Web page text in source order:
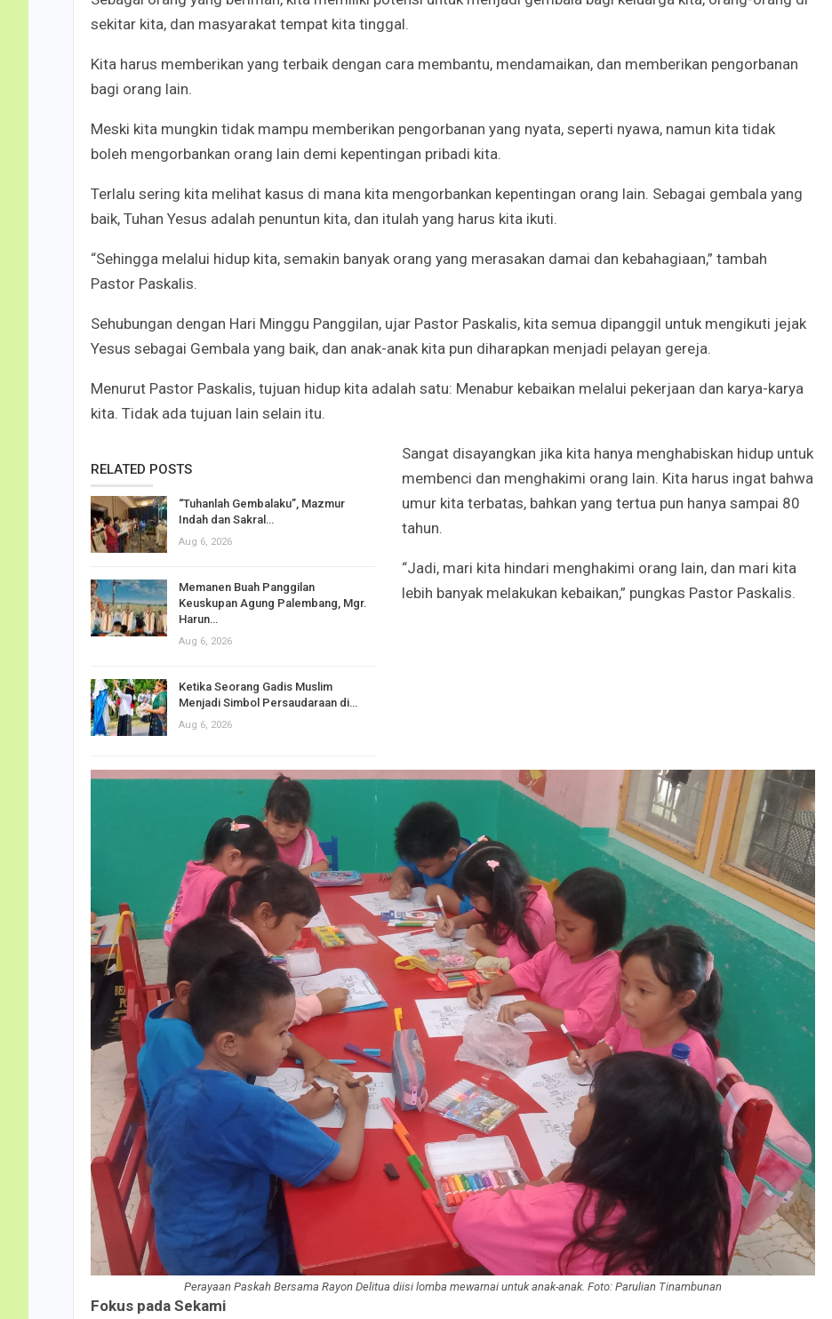
sekitar kita, dan masyarakat tempat kita tinggal.
Kita harus memberikan yang terbaik dengan cara membantu, mendamaikan, dan memberikan pengorbanan
bagi orang lain.
Meski kita mungkin tidak mampu memberikan pengorbanan yang nyata, seperti nyawa, namun kita tidak
boleh mengorbankan orang lain demi kepentingan pribadi kita.
Terlalu sering kita melihat kasus di mana kita mengorbankan kepentingan orang lain. Sebagai gembala yang
baik, Tuhan Yesus adalah penuntun kita, dan itulah yang harus kita ikuti.
“Sehingga melalui hidup kita, semakin banyak orang yang merasakan damai dan kebahagiaan,” tambah
Pastor Paskalis.
Sehubungan dengan Hari Minggu Panggilan, ujar Pastor Paskalis, kita semua dipanggil untuk mengikuti jejak
Yesus sebagai Gembala yang baik, dan anak-anak kita pun diharapkan menjadi pelayan gereja.
Menurut Pastor Paskalis, tujuan hidup kita adalah satu: Menabur kebaikan melalui pekerjaan dan karya-karya
kita. Tidak ada tujuan lain selain itu.
RELATED POSTS
“Tuhanlah Gembalaku”, Mazmur
Indah dan Sakral…
Aug 6, 2026
Memanen Buah Panggilan
Keuskupan Agung Palembang, Mgr.
Harun…
Aug 6, 2026
Ketika Seorang Gadis Muslim
Menjadi Simbol Persaudaraan di…
Aug 6, 2026
Sangat disayangkan jika kita hanya menghabiskan hidup untuk
membenci dan menghakimi orang lain. Kita harus ingat bahwa
umur kita terbatas, bahkan yang tertua pun hanya sampai 80
tahun.
“Jadi, mari kita hindari menghakimi orang lain, dan mari kita
lebih banyak melakukan kebaikan,” pungkas Pastor Paskalis.
Perayaan Paskah Bersama Rayon Delitua diisi lomba mewarnai untuk anak-anak. Foto: Parulian Tinambunan
Fokus pada Sekami
Oct 16, 2020
Novena Tiga Salam Maria
Irene Umar Pecah Telor